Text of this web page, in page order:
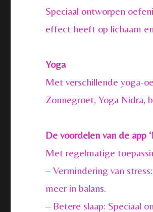
Speciaal ontworpen
effect heeft op lichaam
Yoga
Met verschillende yoga-
Zonnegroet, Yoga Nidra,
De voordelen van de app
Met regelmatige
– Vermindering van
meer in balans.
– Betere slaap: Speciaal